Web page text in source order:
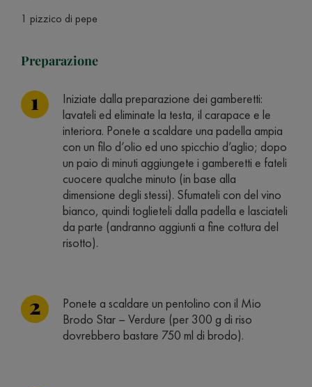
1 pizzico di pepe
Preparazione
Iniziate dalla preparazione dei gamberetti:
lavateli ed eliminate la testa, il carapace e le
interiora. Ponete a scaldare una padella ampia
con un filo d’olio ed uno spicchio d’aglio; dopo
un paio di minuti aggiungete i gamberetti e fateli
cuocere qualche minuto (in base alla
dimensione degli stessi). Sfumateli con del vino
bianco, quindi toglieteli dalla padella e lasciateli
da parte (andranno aggiunti a fine cottura del
risotto).
Ponete a scaldare un pentolino con il Mio
Brodo Star – Verdure (per 300 g di riso
dovrebbero bastare 750 ml di brodo).